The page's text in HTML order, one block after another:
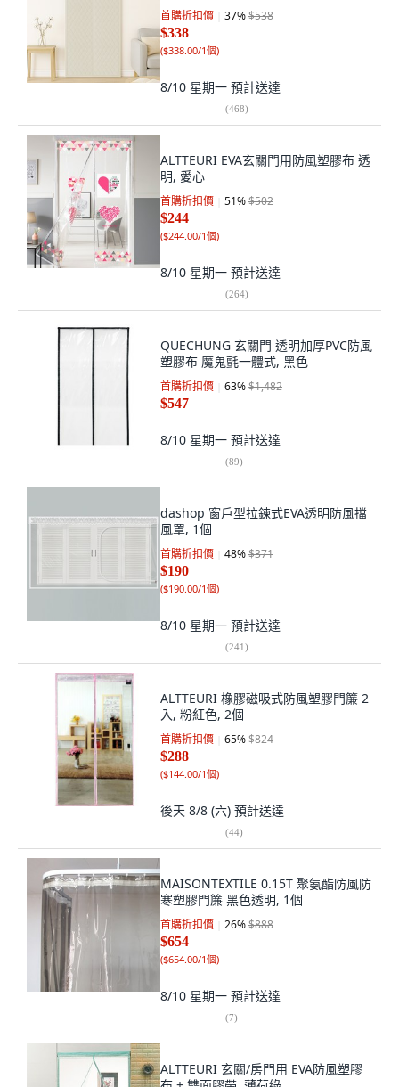
首購折扣價 37%$538
$338
($338.00/1個)
8/10 星期一 預計送達
(468)
ALTTEURI EVA玄關門用防風塑膠布 透
明, 愛心
首購折扣價 51%$502
$244
($244.00/1個)
8/10 星期一 預計送達
(264)
QUECHUNG 玄關門 透明加厚PVC防風
塑膠布 魔鬼氈一體式, 黑色
首購折扣價 63%$1,482
$547
8/10 星期一 預計送達
(89)
dashop 窗戶型拉鍊式EVA透明防風擋
風罩, 1個
首購折扣價 48%$371
$190
($190.00/1個)
8/10 星期一 預計送達
(241)
ALTTEURI 橡膠磁吸式防風塑膠門簾 2
入, 粉紅色, 2個
首購折扣價 65%$824
$288
($144.00/1個)
後天 8/8 (六) 預計送達
(44)
MAISONTEXTILE 0.15T 聚氨酯防風防
寒塑膠門簾 黑色透明, 1個
首購折扣價 26%$888
$654
($654.00/1個)
8/10 星期一 預計送達
(7)
ALTTEURI 玄關/房門用 EVA防風塑膠